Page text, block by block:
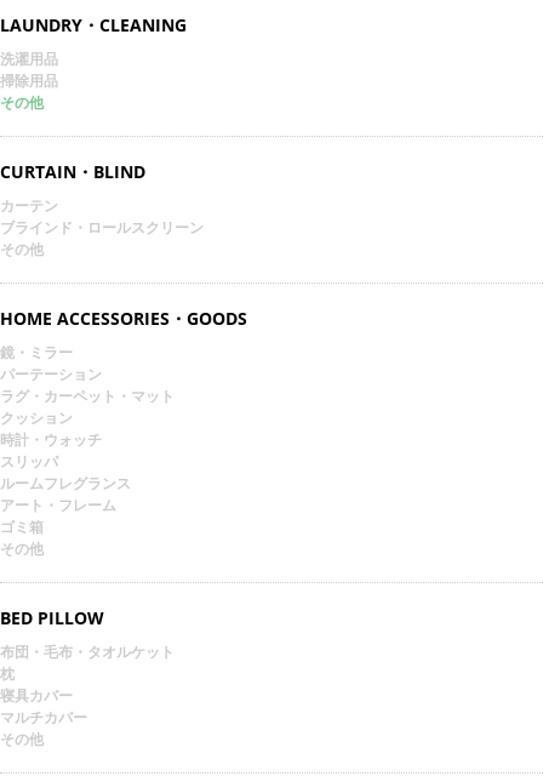
LAUNDRY・CLEANING
洗濯用品
掃除用品
その他
CURTAIN・BLIND
カーテン
ブラインド・ロールスクリーン
その他
HOME ACCESSORIES・GOODS
鏡・ミラー
パーテーション
ラグ・カーペット・マット
クッション
時計・ウォッチ
スリッパ
ルームフレグランス
アート・フレーム
ゴミ箱
その他
BED PILLOW
布団・毛布・タオルケット
枕
寝具カバー
マルチカバー
その他